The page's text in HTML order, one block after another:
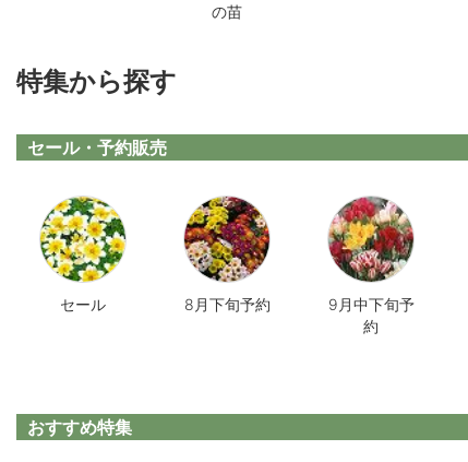
の苗
特集から探す
セール・予約販売
セール 8月下旬予約
9月中下旬予
約
おすすめ特集